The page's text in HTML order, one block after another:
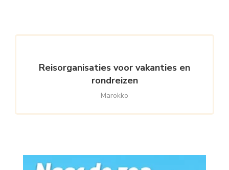
Reisorganisaties voor vakanties en
rondreizen
Marokko